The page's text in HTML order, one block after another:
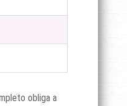
obliga a